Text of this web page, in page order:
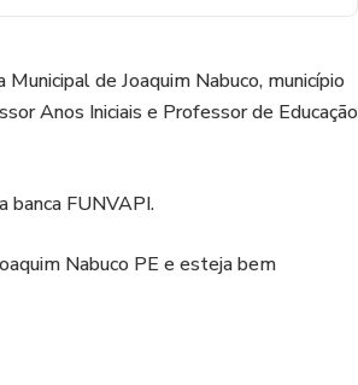
de Joaquim Nabuco, município
Anos Iniciais e Professor de Educação
banca FUNVAPI.
Nabuco PE e esteja bem